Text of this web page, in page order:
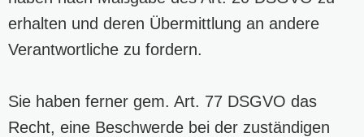
erhalten und deren Übermittlung an andere
Verantwortliche zu fordern.
Sie haben ferner gem. Art. 77 DSGVO das
Recht, eine Beschwerde bei der zuständigen